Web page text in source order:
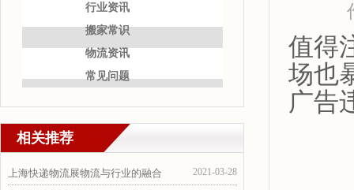
行业资讯
搬家常识
物流资讯
常见问题
相关推荐
2021-03-28
上海快递物流展物流与行业的融合
值得
场也
广告